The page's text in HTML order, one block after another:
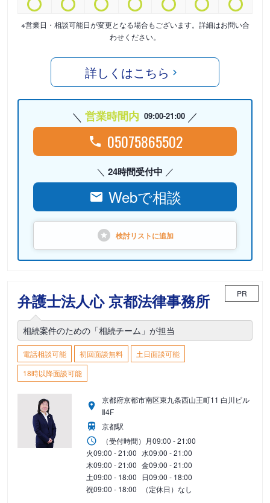
※営業日・相談可能日が変更となる場合もございます。詳細はお問い合
わせください。
詳しくはこちら
営業時間内 09:00-21:00
05075865502
24時間受付中
Webで相談
検討リストに追加
弁護士法人心 京都法律事務所 PR
相続案件のための「相続チーム」が担当
電話相談可能 初回面談無料
土日面談可能
18時以降面談可能
京都府京都市南区東九条西山王町11 白川ビル
Ⅱ4F
京都駅
（受付時間） 月09:00 - 21:00
火09:00 - 21:00 水09:00 - 21:00
木09:00 - 21:00 金09:00 - 21:00
土09:00 - 18:00 日09:00 - 18:00
祝09:00 - 18:00 （定休日）なし